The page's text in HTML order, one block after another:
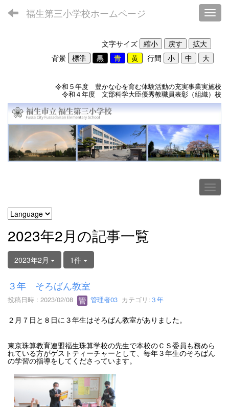
福生第三小学校ホームページ
文字サイズ
背景
行間
令和５年度 豊かな心を育む体験活動の充実事業実施校
令和４年度 文部科学大臣優秀教職員表彰（組織）校
2023年2月の記事一覧
2023年2月 1件
３年 そろばん教室
投稿日時 : 2023/02/08 管理者03 カテゴリ: ３年
２月７日と８日に３年生はそろばん教室がありました。
東京珠算教育連盟福生珠算学校の先生で本校のＣＳ委員も務めら
れている方がゲストティーチャーとして、毎年３年生のそろばん
の学習の指導をしてくださっています。